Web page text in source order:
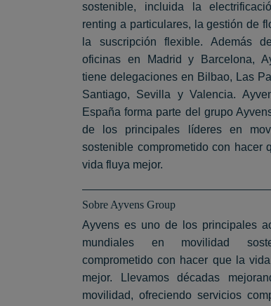
sostenible, incluida la
renting a particulares, la gestión de
la suscripción flexible. Además
oficinas en Madrid y Barcelona,
tiene delegaciones en Bilbao, Las
Santiago, Sevilla y Valencia.
España forma parte del grupo
de los principales líderes en
sostenible comprometido con hacer
vida fluya mejor.
Sobre Ayvens Group
Ayvens es uno de los principales
mundiales en movilidad
comprometido con hacer que la
mejor. Llevamos décadas
movilidad, ofreciendo servicios